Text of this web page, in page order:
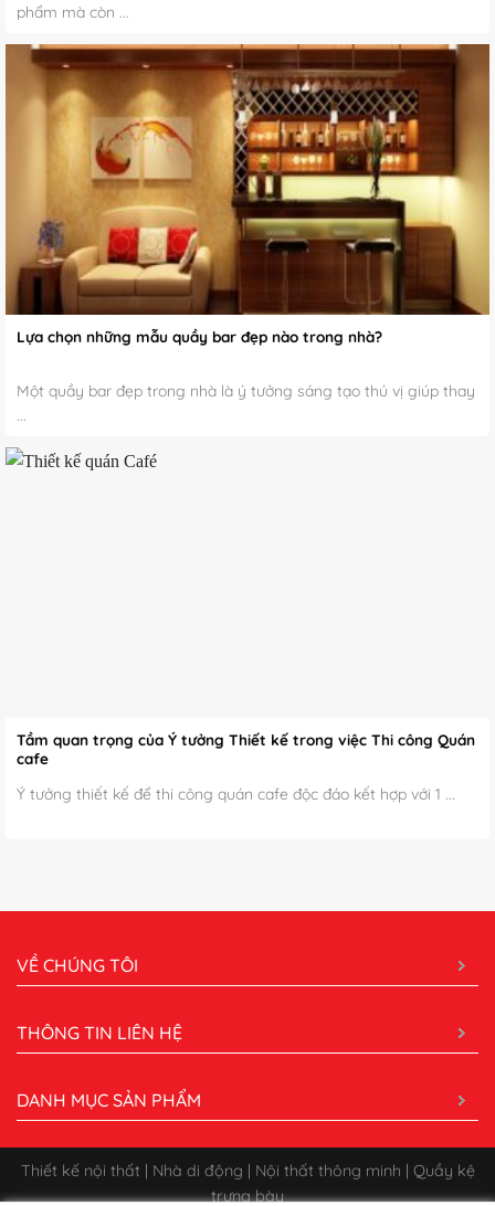
phẩm mà còn ...
Lựa chọn những mẫu quầy bar đẹp nào trong nhà?
Một quầy bar đẹp trong nhà là ý tưởng sáng tạo thú vị giúp thay
...
Tầm quan trọng của Ý tưởng Thiết kế trong việc Thi công Quán
cafe
Ý tưởng thiết kế để thi công quán cafe độc đáo kết hợp với 1 ...
VỀ CHÚNG TÔI
THÔNG TIN LIÊN HỆ
DANH MỤC SẢN PHẨM
Thiết kế nội thất | Nhà di động | Nội thất thông minh | Quầy kệ
trưng bày